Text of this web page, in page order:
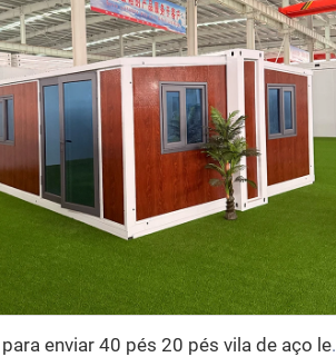
Pronto para enviar 40 pés